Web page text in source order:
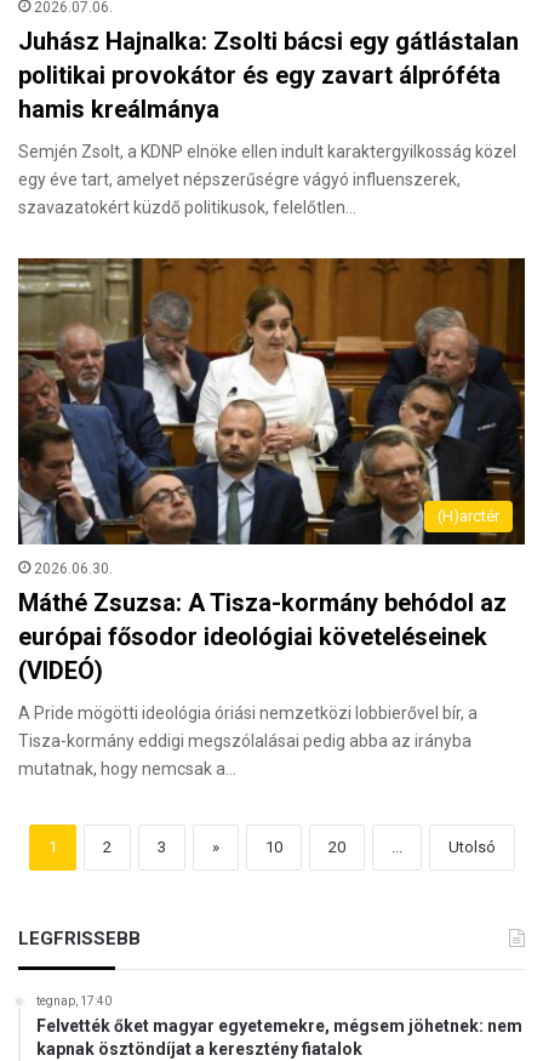
2026.07.06.
Juhász Hajnalka: Zsolti bácsi egy gátlástalan
politikai provokátor és egy zavart álpróféta
hamis kreálmánya
Semjén Zsolt, a KDNP elnöke ellen indult karaktergyilkosság közel
egy éve tart, amelyet népszerűségre vágyó influenszerek,
szavazatokért küzdő politikusok, felelőtlen…
(H)arctér
2026.06.30.
Máthé Zsuzsa: A Tisza-kormány behódol az
európai fősodor ideológiai követeléseinek
(VIDEÓ)
A Pride mögötti ideológia óriási nemzetközi lobbierővel bír, a
Tisza-kormány eddigi megszólalásai pedig abba az irányba
mutatnak, hogy nemcsak a…
1 2 3 » 10 20 ... Utolsó
LEGFRISSEBB
tegnap, 17:40
Felvették őket magyar egyetemekre, mégsem jöhetnek: nem
kapnak ösztöndíjat a keresztény fiatalok